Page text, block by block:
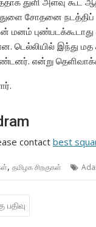
சோதனை நடத்திப்
மனம்
டெல்லியில் இந்து
என்று
contact best
, தமிழக சிறகுகள்